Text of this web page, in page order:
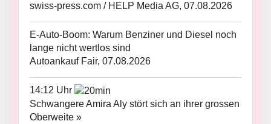
swiss-press.com / HELP Media AG, 07.08.2026
E-Auto-Boom: Warum Benziner und Diesel noch
lange nicht wertlos sind
Autoankauf Fair, 07.08.2026
14:12 Uhr
Schwangere Amira Aly stört sich an ihrer grossen
Oberweite »